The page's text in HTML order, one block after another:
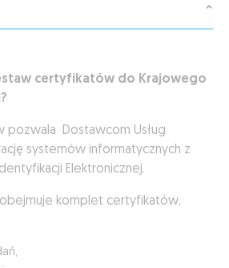
certyfikatów do Krajowego
pozwala Dostawcom Usług
systemów informatycznych z
Elektronicznej.
komplet certyfikatów,